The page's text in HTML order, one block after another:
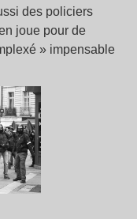
des policiers
joue pour de
» impensable